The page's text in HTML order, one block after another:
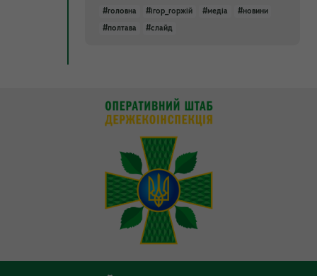
#головна #ігор_горжій #медіа
#новини
#полтава
#слайд